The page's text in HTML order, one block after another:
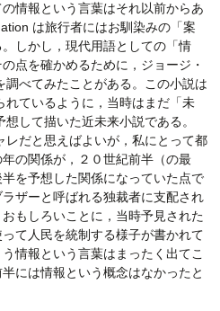
情報という言葉はそれ以前からあ
は旅行者にはお馴染みの「案
しかし，現代用語としての「情
点を確かめるために，ジョージ・
べてみたことがある。この小説は
ているように，当時はまだ「未
して描いた近未来小説である。
だと思えばよいが，私にとって都
の関係が，２０世紀前半（の最
を予想した関係になっていた点で
ザーと呼ばれる独裁者に支配され
もしろいことに，当時予見された
て人民を統制する様子が書かれて
情報という言葉はまったく出てこ
には情報という概念はなかったと